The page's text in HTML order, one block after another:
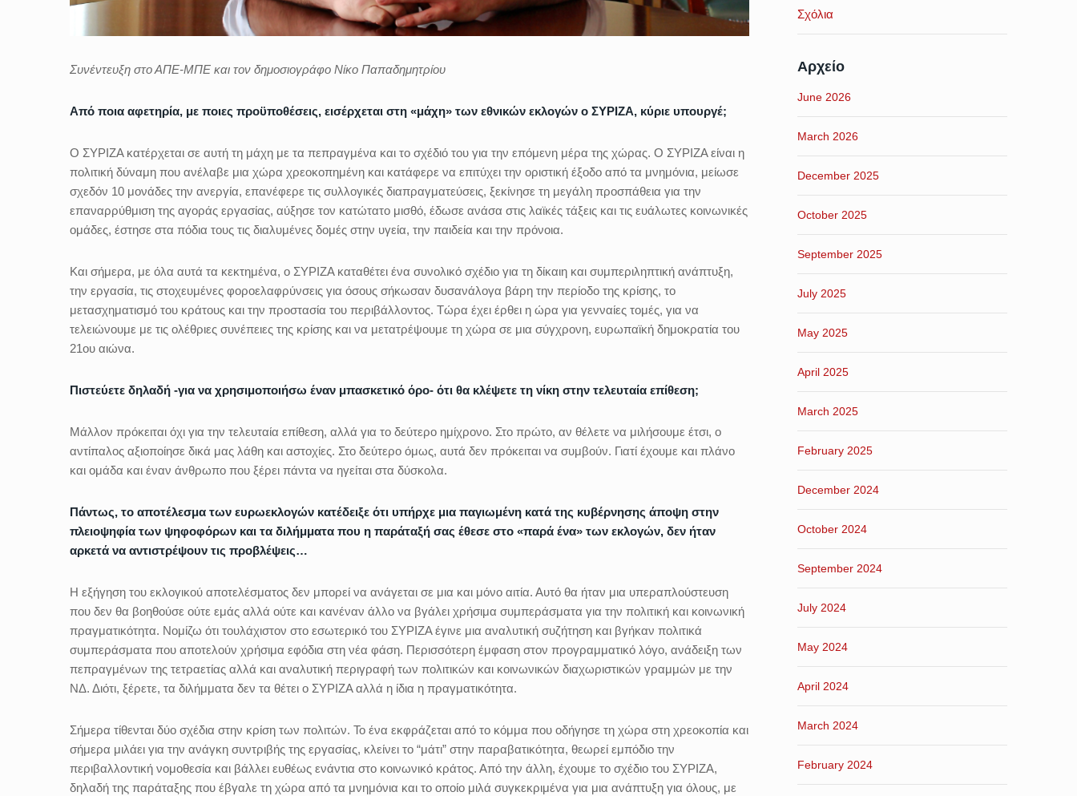
Συνέντευξη στο ΑΠΕ-ΜΠΕ και τον δημοσιογράφο Νίκο Παπαδημητρίου
Από ποια αφετηρία, με ποιες προϋποθέσεις, εισέρχεται στη «μάχη» των εθνικών εκλογών ο ΣΥΡΙΖΑ, κύριε υπουργέ;
O ΣΥΡΙΖΑ κατέρχεται σε αυτή τη μάχη με τα πεπραγμένα και το σχέδιό του για την επόμενη μέρα της χώρας. Ο ΣΥΡΙΖΑ είναι η
πολιτική δύναμη που ανέλαβε μια χώρα χρεοκοπημένη και κατάφερε να επιτύχει την οριστική έξοδο από τα μνημόνια, μείωσε
σχεδόν 10 μονάδες την ανεργία, επανέφερε τις συλλογικές διαπραγματεύσεις, ξεκίνησε τη μεγάλη προσπάθεια για την
επαναρρύθμιση της αγοράς εργασίας, αύξησε τον κατώτατο μισθό, έδωσε ανάσα στις λαϊκές τάξεις και τις ευάλωτες κοινωνικές
ομάδες, έστησε στα πόδια τους τις διαλυμένες δομές στην υγεία, την παιδεία και την πρόνοια.
Και σήμερα, με όλα αυτά τα κεκτημένα, ο ΣΥΡΙΖΑ καταθέτει ένα συνολικό σχέδιο για τη δίκαιη και συμπεριληπτική ανάπτυξη,
την εργασία, τις στοχευμένες φοροελαφρύνσεις για όσους σήκωσαν δυσανάλογα βάρη την περίοδο της κρίσης, το
μετασχηματισμό του κράτους και την προστασία του περιβάλλοντος. Τώρα έχει έρθει η ώρα για γενναίες τομές, για να
τελειώνουμε με τις ολέθριες συνέπειες της κρίσης και να μετατρέψουμε τη χώρα σε μια σύγχρονη, ευρωπαϊκή δημοκρατία του
21ου αιώνα.
Πιστεύετε δηλαδή -για να χρησιμοποιήσω έναν μπασκετικό όρο- ότι θα κλέψετε τη νίκη στην τελευταία επίθεση;
Μάλλον πρόκειται όχι για την τελευταία επίθεση, αλλά για το δεύτερο ημίχρονο. Στο πρώτο, αν θέλετε να μιλήσουμε έτσι, ο
αντίπαλος αξιοποίησε δικά μας λάθη και αστοχίες. Στο δεύτερο όμως, αυτά δεν πρόκειται να συμβούν. Γιατί έχουμε και πλάνο
και ομάδα και έναν άνθρωπο που ξέρει πάντα να ηγείται στα δύσκολα.
Πάντως, το αποτέλεσμα των ευρωεκλογών κατέδειξε ότι υπήρχε μια παγιωμένη κατά της κυβέρνησης άποψη στην
πλειοψηφία των ψηφοφόρων και τα διλήμματα που η παράταξή σας έθεσε στο «παρά ένα» των εκλογών, δεν ήταν
αρκετά να αντιστρέψουν τις προβλέψεις…
Η εξήγηση του εκλογικού αποτελέσματος δεν μπορεί να ανάγεται σε μια και μόνο αιτία. Αυτό θα ήταν μια υπεραπλούστευση
που δεν θα βοηθούσε ούτε εμάς αλλά ούτε και κανέναν άλλο να βγάλει χρήσιμα συμπεράσματα για την πολιτική και κοινωνική
πραγματικότητα. Νομίζω ότι τουλάχιστον στο εσωτερικό του ΣΥΡΙΖΑ έγινε μια αναλυτική συζήτηση και βγήκαν πολιτικά
συμπεράσματα που αποτελούν χρήσιμα εφόδια στη νέα φάση. Περισσότερη έμφαση στον προγραμματικό λόγο, ανάδειξη των
πεπραγμένων της τετραετίας αλλά και αναλυτική περιγραφή των πολιτικών και κοινωνικών διαχωριστικών γραμμών με την
ΝΔ. Διότι, ξέρετε, τα διλήμματα δεν τα θέτει ο ΣΥΡΙΖΑ αλλά η ίδια η πραγματικότητα.
Σήμερα τίθενται δύο σχέδια στην κρίση των πολιτών. Το ένα εκφράζεται από το κόμμα που οδήγησε τη χώρα στη χρεοκοπία και
σήμερα μιλάει για την ανάγκη συντριβής της εργασίας, κλείνει το “μάτι” στην παραβατικότητα, θεωρεί εμπόδιο την
περιβαλλοντική νομοθεσία και βάλλει ευθέως ενάντια στο κοινωνικό κράτος. Από την άλλη, έχουμε το σχέδιο του ΣΥΡΙΖΑ,
δηλαδή της παράταξης που έβγαλε τη χώρα από τα μνημόνια και το οποίο μιλά συγκεκριμένα για μια ανάπτυξη για όλους, με
Σχόλια
Αρχείο
June 2026
March 2026
December 2025
October 2025
September 2025
July 2025
May 2025
April 2025
March 2025
February 2025
December 2024
October 2024
September 2024
July 2024
May 2024
April 2024
March 2024
February 2024